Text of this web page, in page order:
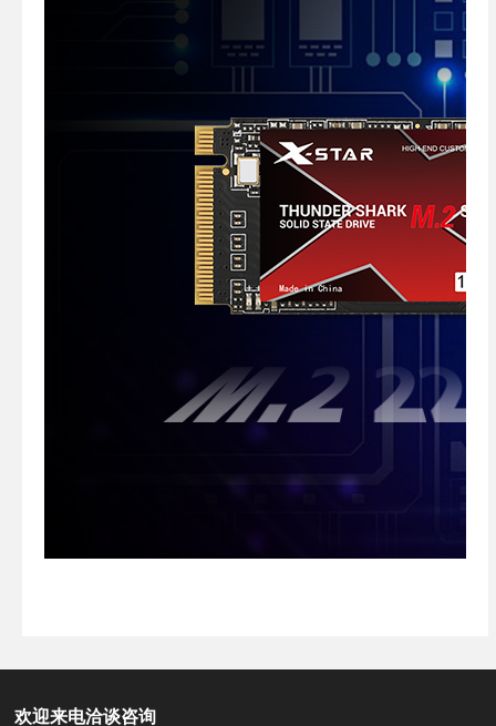
欢迎来电洽谈咨询